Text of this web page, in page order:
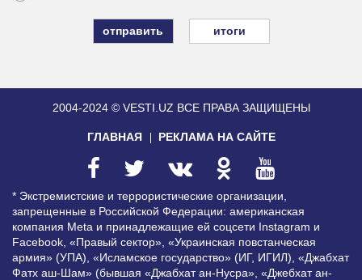
итоги
2004-2024 © VESTI.UZ ВСЕ ПРАВА ЗАЩИЩЕНЫ
ГЛАВНАЯ РЕКЛАМА НА САЙТЕ
* Экстремистские и террористические организации,
запрещенные в Российской Федерации: американская
компания Meta и принадлежащие ей соцсети Instagram и
Facebook, «Правый сектор», «Украинская повстанческая
армия» (УПА), «Исламское государство» (ИГ, ИГИЛ), «Джабхат
Фатх аш-Шам» (бывшая «Джабхат ан-Нусра», «Джебхат ан-